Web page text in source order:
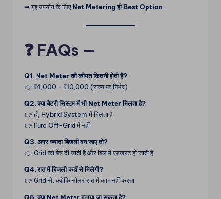
➡ गृह उपयोग के लिए Net Metering ही Best Option
❓ FAQs —
Q1. Net Meter की कीमत कितनी होती है?
👉 ₹4,000 – ₹10,000 (राज्य पर निर्भर)
Q2. क्या बैटरी सिस्टम में भी Net Meter मिलता है?
👉 हाँ, Hybrid System में मिलता है
👉 Pure Off-Grid में नहीं
Q3. अगर ज्यादा बिजली बन जाए तो?
👉 Grid को बेच दी जाती है और बिल में एडजस्ट हो जाती है
Q4. रात में बिजली कहाँ से मिलेगी?
👉 Grid से, क्योंकि सोलर रात में काम नहीं करता
Q5. क्या Net Meter हटाया जा सकता है?